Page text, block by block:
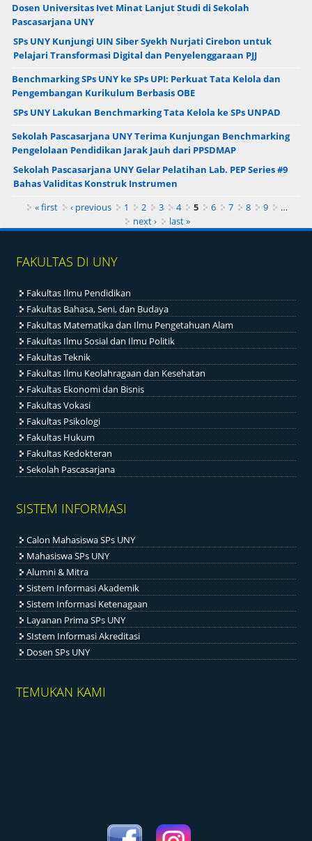
Dosen Universitas Ivet Minat Lanjut Studi di Sekolah
Pascasarjana UNY
SPs UNY Kunjungi UIN Siber Syekh Nurjati Cirebon untuk
Pelajari Transformasi Digital dan Penyelenggaraan PJJ
Benchmarking SPs UNY ke SPs UPI: Perkuat Tata Kelola dan
Pengembangan Kurikulum Berbasis OBE
SPs UNY Lakukan Benchmarking Tata Kelola ke SPs UNPAD
Sekolah Pascasarjana UNY Terima Kunjungan Benchmarking
Pengelolaan Pendidikan Jarak Jauh dari PPSDMAP
Sekolah Pascasarjana UNY Gelar Pelatihan Lab. PEP Series #9
Bahas Validitas Konstruk Instrumen
Pages« first ‹ previous 1 2 3 4 5 6 7 8 9
…
next ›
last »
FAKULTAS DI UNY
Fakultas Ilmu Pendidikan
Fakultas Bahasa, Seni, dan Budaya
Fakultas Matematika dan Ilmu Pengetahuan Alam
Fakultas Ilmu Sosial dan Ilmu Politik
Fakultas Teknik
Fakultas Ilmu Keolahragaan dan Kesehatan
Fakultas Ekonomi dan Bisnis
Fakultas Vokasi
Fakultas Psikologi
Fakultas Hukum
Fakultas Kedokteran
Sekolah Pascasarjana
SISTEM INFORMASI
Calon Mahasiswa SPs UNY
Mahasiswa SPs UNY
Alumni & Mitra
Sistem Informasi Akademik
Sistem Informasi Ketenagaan
Layanan Prima SPs UNY
SIstem Informasi Akreditasi
Dosen SPs UNY
TEMUKAN KAMI